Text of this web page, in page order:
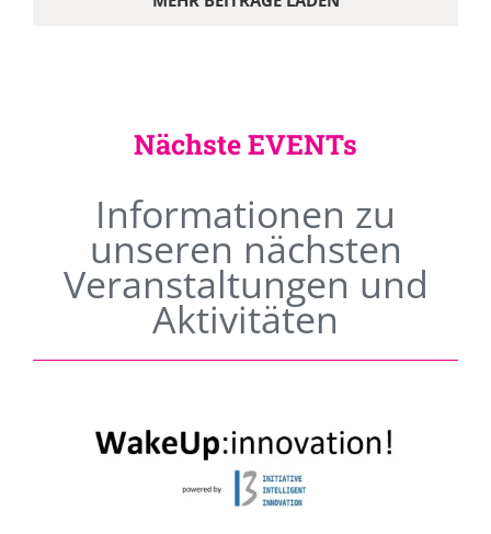
Nächste EVENTs
Informationen zu
unseren nächsten
Veranstaltungen und
Aktivitäten